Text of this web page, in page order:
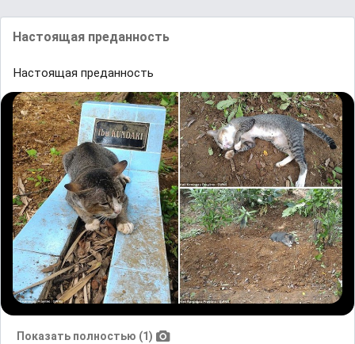
Настоящая преданность
Настоящая преданность
Показать полностью (1)